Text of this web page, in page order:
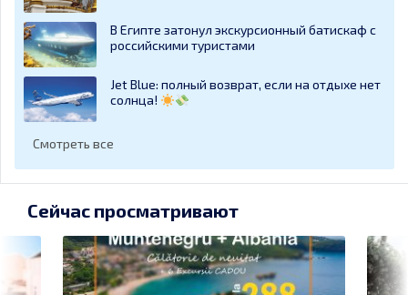
В Египте затонул экскурсионный батискаф с
российскими туристами
Jet Blue: полный возврат, если на отдыхе нет
солнца!
Смотреть все
Сейчас просматривают